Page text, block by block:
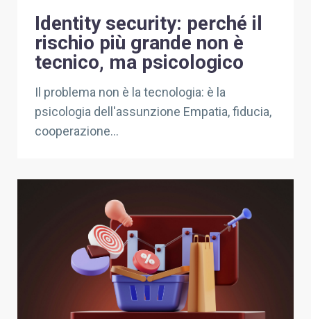
Identity security: perché il
rischio più grande non è
tecnico, ma psicologico
Il problema non è la tecnologia: è la
psicologia dell'assunzione Empatia, fiducia,
cooperazione...